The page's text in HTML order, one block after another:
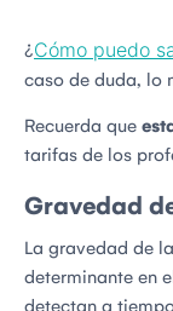
¿Cómo puedo
caso de duda, lo
Recuerda que
tarifas de los
Gravedad
La gravedad de
determinante en
detectan a